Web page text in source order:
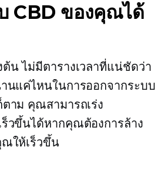
CBD ของคุณได้
น ไม่มีตารางเวลาที่แน่ชัดว่า
านแค่ไหนในการออกจากระบบ
าม คุณสามารถเร่ง
ร็วขึ้นได้หากคุณต้องการล้าง
ณให้เร็วขึ้น